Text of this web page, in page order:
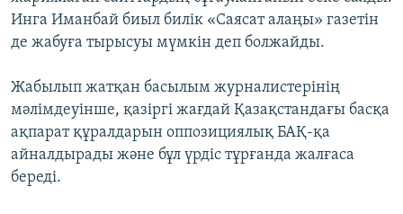
Инга Иманбай биыл билік «Саясат алаңы» газетін
де жабуға тырысуы мүмкін деп болжайды.
Жабылып жатқан басылым журналистерінің
мәлімдеуінше, қазіргі жағдай Қазақстандағы басқа
ақпарат құралдарын оппозициялық БАҚ-қа
айналдырады және бұл үрдіс тұрғанда жалғаса
береді.